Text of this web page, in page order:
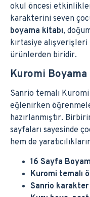
okul öncesi
karakterini seven
boyama kitabı,
kırtasiye
ürünlerden biridir.
Kuromi
Sanrio temalı
eğlenirken
hazırlanmıştır.
sayfaları sayesinde
hem de
16 Sayfa
Kuromi temalı
Sanrio karakter